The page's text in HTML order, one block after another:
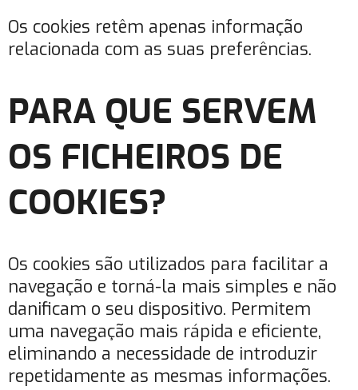
Os cookies retêm apenas informação
relacionada com as suas preferências.
PARA QUE SERVEM
OS FICHEIROS DE
COOKIES?
Os cookies são utilizados para facilitar a
navegação e torná-la mais simples e não
danificam o seu dispositivo. Permitem
uma navegação mais rápida e eficiente,
eliminando a necessidade de introduzir
repetidamente as mesmas informações.